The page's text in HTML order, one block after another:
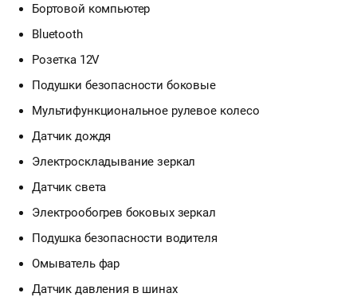
Бортовой компьютер
Bluetooth
Розетка 12V
Подушки безопасности боковые
Мультифункциональное рулевое колесо
Датчик дождя
Электроскладывание зеркал
Датчик света
Электрообогрев боковых зеркал
Подушка безопасности водителя
Омыватель фар
Датчик давления в шинах